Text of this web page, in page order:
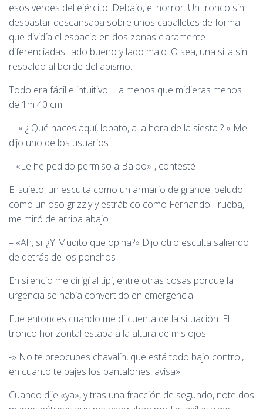
esos verdes del ejército. Debajo, el horror. Un tronco sin
desbastar descansaba sobre unos caballetes de forma
que dividía el espacio en dos zonas claramente
diferenciadas: lado bueno y lado malo. O sea, una silla sin
respaldo al borde del abismo.
Todo era fácil e intuitivo…. a menos que midieras menos
de 1m 40 cm.
– » ¿ Qué haces aquí, lobato, a la hora de la siesta ? » Me
dijo uno de los usuarios.
– «Le he pedido permiso a Baloo»-, contesté
El sujeto, un esculta como un armario de grande, peludo
como un oso grizzly y estrábico como Fernando Trueba,
me miró de arriba abajo
– «Ah, si. ¿Y Mudito que opina?» Dijo otro esculta saliendo
de detrás de los ponchos
En silencio me dirigí al tipi, entre otras cosas porque la
urgencia se había convertido en emergencia.
Fue entonces cuando me di cuenta de la situación. El
tronco horizontal estaba a la altura de mis ojos
-» No te preocupes chavalín, que está todo bajo control,
en cuanto te bajes los pantalones, avisa»
Cuando dije «ya», y tras una fracción de segundo, note dos